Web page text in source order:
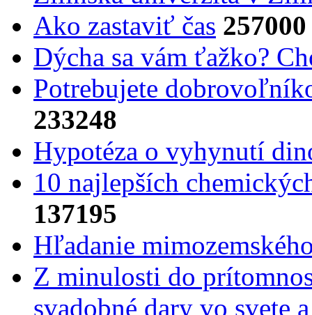
Ako zastaviť čas 257000
Dýcha sa vám ťažko?
Potrebujet​e
233248
Hypotéza o vyhynutí
10 najlepších
137195
Hľadanie
Z minulosti do
svadobné dary vo svete